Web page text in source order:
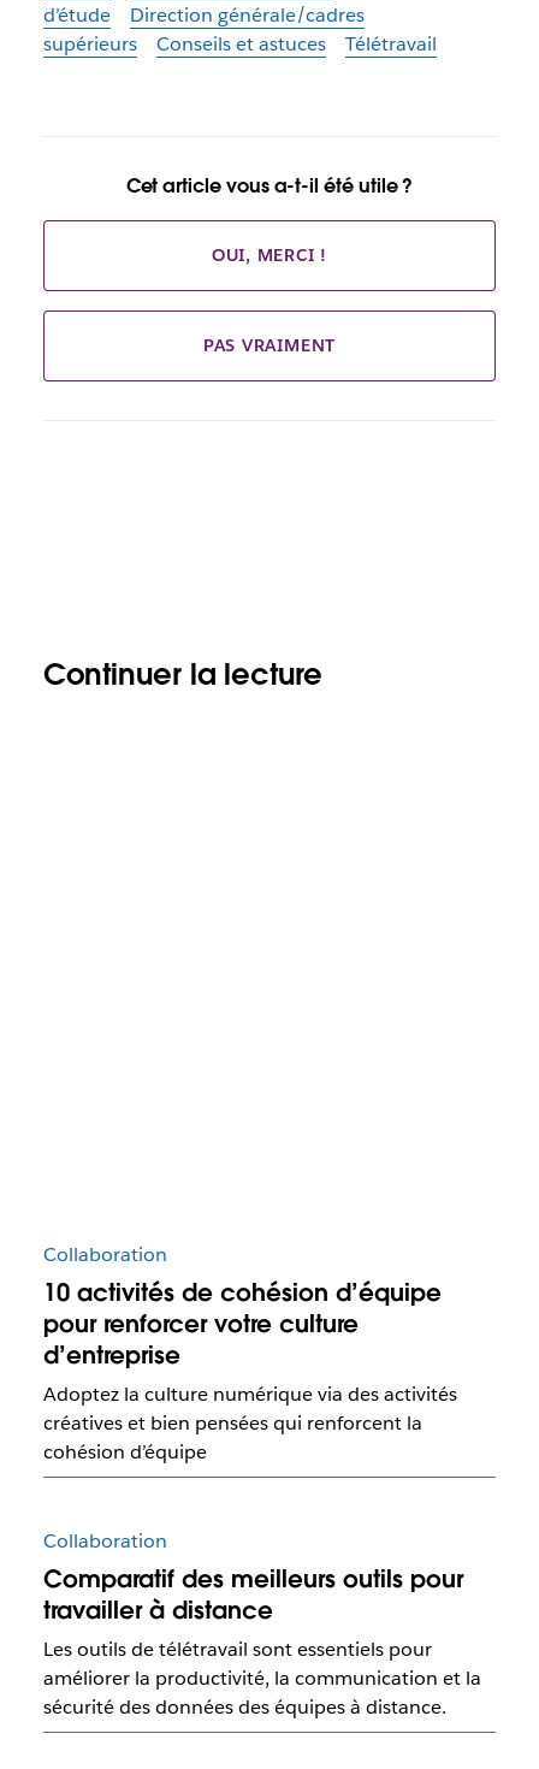
d’étude
Direction générale/cadres
supérieurs
Conseils et astuces Télétravail
Cet article vous a-t-il été utile ?
OUI, MERCI !
PAS VRAIMENT
Continuer la lecture
Collaboration
10 activités de cohésion d’équipe
pour renforcer votre culture
d’entreprise
Adoptez la culture numérique via des activités
créatives et bien pensées qui renforcent la
cohésion d’équipe
Collaboration
Comparatif des meilleurs outils pour
travailler à distance
Les outils de télétravail sont essentiels pour
améliorer la productivité, la communication et la
sécurité des données des équipes à distance.